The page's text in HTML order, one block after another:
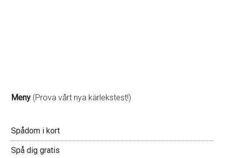
Meny (Prova vårt nya kärlekstest!)
Spådom i kort
Spå dig gratis